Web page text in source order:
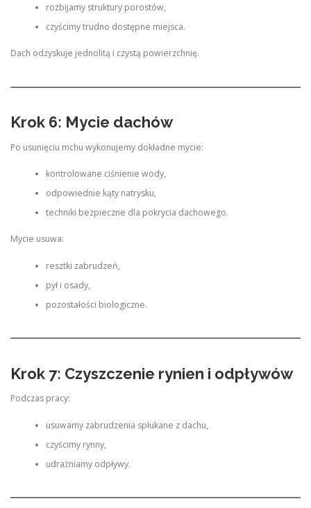
rozbijamy struktury porostów,
czyścimy trudno dostępne miejsca.
Dach odzyskuje jednolitą i czystą powierzchnię.
Krok 6: Mycie dachów
Po usunięciu mchu wykonujemy dokładne mycie:
kontrolowane ciśnienie wody,
odpowiednie kąty natrysku,
techniki bezpieczne dla pokrycia dachowego.
Mycie usuwa:
resztki zabrudzeń,
pył i osady,
pozostałości biologiczne.
Krok 7: Czyszczenie rynien i odpływów
Podczas pracy:
usuwamy zabrudzenia spłukane z dachu,
czyścimy rynny,
udrażniamy odpływy.